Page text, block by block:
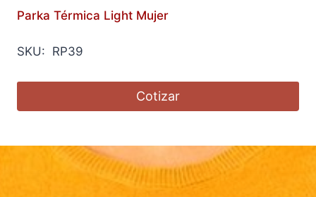
Parka Térmica Light Mujer
SKU: RP39
Cotizar